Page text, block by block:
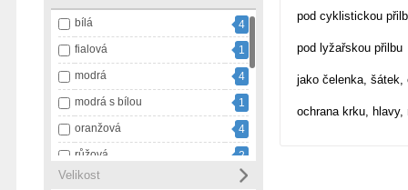
bílá
4
fialová
1
modrá
4
modrá s bílou
1
oranžová
4
růžová
2
vícebarevná
1
Velikost
pod cyklistickou
pod lyžařskou přilbu
jako čelenka, šátek,
ochrana krku,